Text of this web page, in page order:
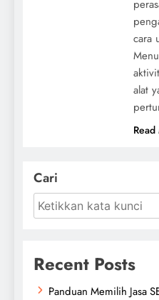
cara
alat
Cari
Recent Posts
Panduan Memilih Jasa